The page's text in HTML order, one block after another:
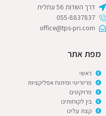
דרך השדות 56 עתלית
055-8837837
office@tps-pri.com
מפת אתר
ראשי
פריוריטי ופיתוח אפליקציות
פרויקטים
בין לקוחותינו
קצת עלינו